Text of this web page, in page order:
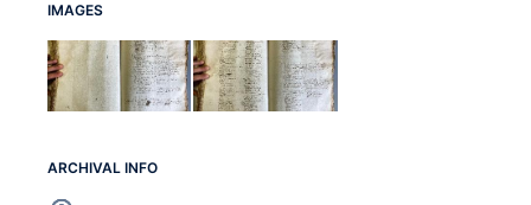
IMAGES
ARCHIVAL INFO